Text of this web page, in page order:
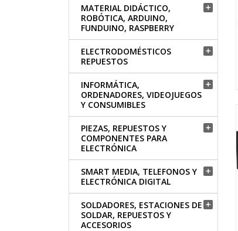
MATERIAL DIDÁCTICO,
ROBÓTICA, ARDUINO,
FUNDUINO, RASPBERRY

ELECTRODOMÉSTICOS
REPUESTOS

INFORMÁTICA,
ORDENADORES, VIDEOJUEGOS
Y CONSUMIBLES

PIEZAS, REPUESTOS Y
COMPONENTES PARA
ELECTRÓNICA

SMART MEDIA, TELEFONOS Y
ELECTRÓNICA DIGITAL

SOLDADORES, ESTACIONES DE
SOLDAR, REPUESTOS Y
ACCESORIOS
